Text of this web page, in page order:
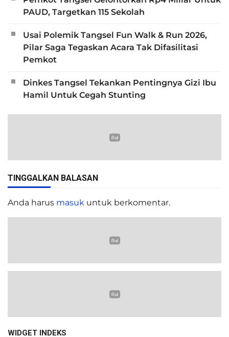
PAUD, Targetkan 115 Sekolah
Usai Polemik Tangsel Fun Walk & Run 2026,
Pilar Saga Tegaskan Acara Tak Difasilitasi
Pemkot
Dinkes Tangsel Tekankan Pentingnya Gizi Ibu
Hamil Untuk Cegah Stunting
TINGGALKAN BALASAN
Anda harus masuk untuk berkomentar.
WIDGET INDEKS